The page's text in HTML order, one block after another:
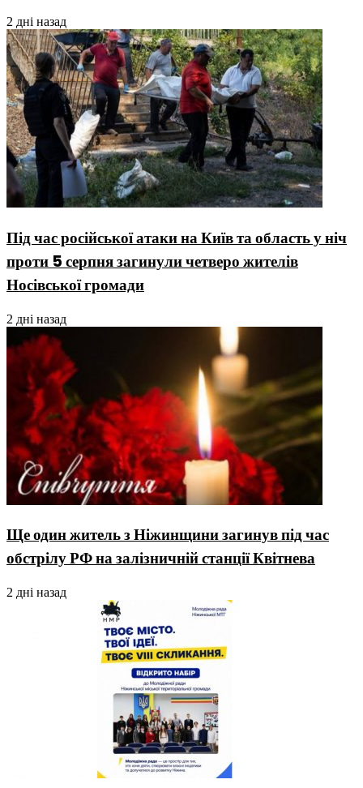
2 дні назад
Під час російської атаки на Київ та область у ніч
проти 5 серпня загинули четверо жителів
Носівської громади
2 дні назад
Ще один житель з Ніжинщини загинув під час
обстрілу РФ на залізничній станції Квітнева
2 дні назад